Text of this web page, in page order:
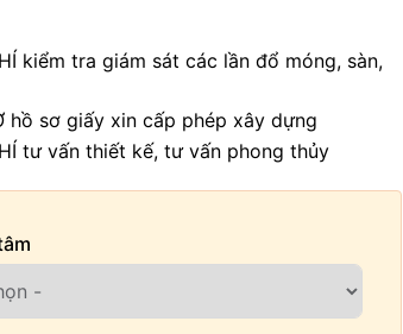
kiểm tra giám sát các lần đổ móng, sàn,
hồ sơ giấy xin cấp phép xây dựng
tư vấn thiết kế, tư vấn phong thủy